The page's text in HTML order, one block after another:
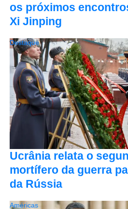
os próximos
Xi Jinping
Ucrânia relata o
mortífero da guerra
da Rússia
Destaque
Américas